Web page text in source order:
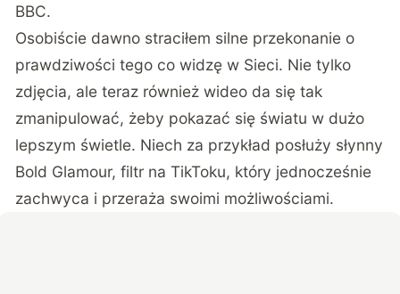
BBC.
Osobiście dawno straciłem silne przekonanie o
prawdziwości tego co widzę w Sieci. Nie tylko
zdjęcia, ale teraz również wideo da się tak
zmanipulować, żeby pokazać się światu w dużo
lepszym świetle. Niech za przykład posłuży słynny
Bold Glamour, filtr na TikToku, który jednocześnie
zachwyca i przeraża swoimi możliwościami.